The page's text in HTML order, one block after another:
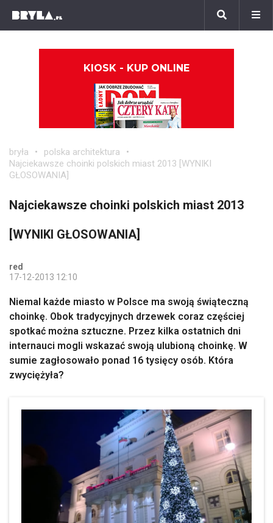
KIOSK - KUP ONLINE
bryła
polska architektura
Najciekawsze choinki polskich miast 2013 [WYNIKI
GŁOSOWANIA]
Najciekawsze choinki polskich miast 2013
[WYNIKI GŁOSOWANIA]
red
17-12-2013 12:10
Niemal każde miasto w Polsce ma swoją świąteczną
choinkę. Obok tradycyjnych drzewek coraz częściej
spotkać można sztuczne. Przez kilka ostatnich dni
internauci mogli wskazać swoją ulubioną choinkę. W
sumie zagłosowało ponad 16 tysięcy osób. Która
zwyciężyła?